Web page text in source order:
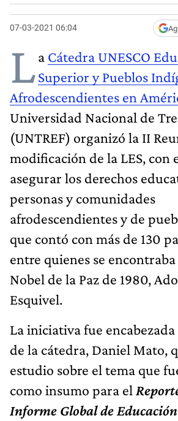
07-03-2021 06:04
La Cátedra UNESCO
Superior y Pueblos
Afrodescendientes en
Universidad Nacional de
(UNTREF) organizó la II
modificación de la LES, con
asegurar los derechos
personas y comunidades
afrodescendientes y de
que contó con más de 130
entre quienes se
Nobel de la Paz de 1980,
Esquivel.
La iniciativa fue
de la cátedra, Daniel Mato,
estudio sobre el tema que
como insumo para el
Informe Global de